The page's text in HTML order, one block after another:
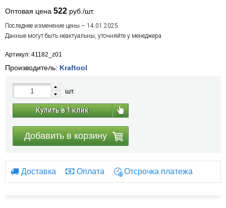
Оптовая цена 522 руб./шт.
Последнее изменение цены – 14.01.2025
Данные могут быть неактуальны, уточняйте у менеджера
Артикул: 41182_z01
Производитель: Kraftool
шт.
Купить в 1 клик
Добавить в корзину
Доставка Оплата Отсрочка платежа